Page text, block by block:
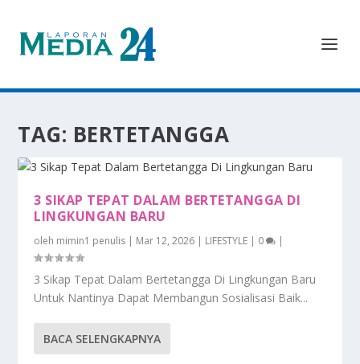
TAG: BERTETANGGA
3 SIKAP TEPAT DALAM BERTETANGGA DI
LINGKUNGAN BARU
oleh mimin1 penulis | Mar 12, 2026 | LIFESTYLE | 0 |
3 Sikap Tepat Dalam Bertetangga Di Lingkungan Baru
Untuk Nantinya Dapat Membangun Sosialisasi Baik...
BACA SELENGKAPNYA